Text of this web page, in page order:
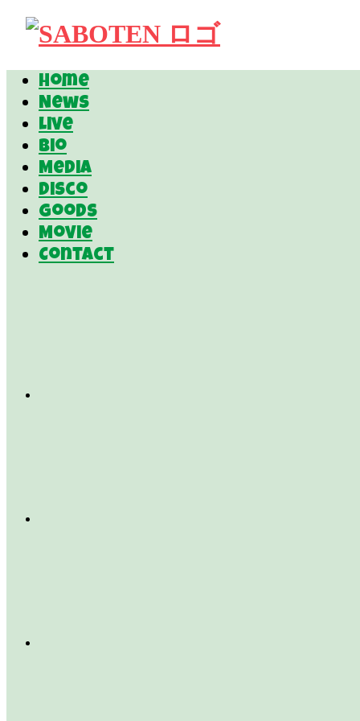
Home
News
Live
Bio
Media
Disco
Goods
Movie
Contact